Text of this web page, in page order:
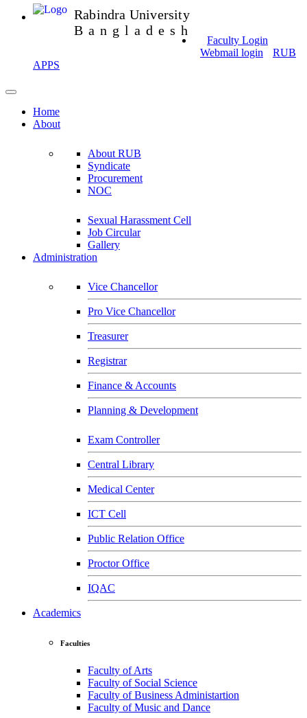
Rabindra University
Bangladesh
Faculty Login
Webmail login
RUB
APPS
Home
About
About RUB
Syndicate
Procurement
NOC
Sexual Harassment Cell
Job Circular
Gallery
Administration
Vice Chancellor
Pro Vice Chancellor
Treasurer
Registrar
Finance & Accounts
Planning & Development
Exam Controller
Central Library
Medical Center
ICT Cell
Public Relation Office
Proctor Office
IQAC
Academics
Faculties
Faculty of Arts
Faculty of Social Science
Faculty of Business Administartion
Faculty of Music and Dance